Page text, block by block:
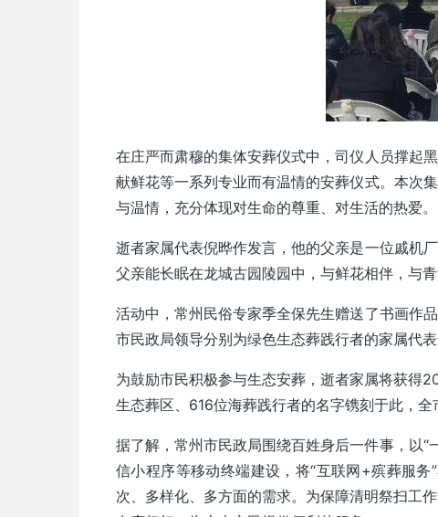
在庄严而肃穆的集体安葬仪式中，司仪人员撑起
献鲜花等一系列专业而有温情的安葬仪式。本次
与温情，充分体现对生命的尊重、对生活的热爱。
逝者家属代表倪晔作发言，他的父亲是一位戚机
父亲能长眠在龙城古园陵园中，与鲜花相伴，与
活动中，常州民俗专家季全保先生赠送了书画作
市民政局领导分别为绿色生态葬践行者的家属代表
为鼓励市民积极参与生态安葬，逝者家属将获得
生态葬区、616位海葬践行者的名字镌刻于此，
据了解，常州市民政局围绕百姓身后一件事，以
信小程序等移动终端建设，将“互联网+殡葬服
次、多样化、多方面的需求。为保障清明祭扫工